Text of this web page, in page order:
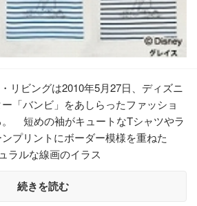
リビングは2010年5月27日、ディズニ
「バンビ」をあしらったファッショ
。 短めの袖がキュートなTシャツやラ
プリントにボーダー模様を重ねた
ラルな線画のイラス
続きを読む